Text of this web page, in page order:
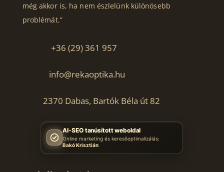
még akkor is, ha nem észlelünk különösebb
problémát.”
+36 (29) 361 957
info@rekaoptika.hu
2370 Dabas, Bartók Béla út 82
AI-SEO tanúsított weboldal
Online marketing és keresőoptimalizálás:
Bakó Krisztián